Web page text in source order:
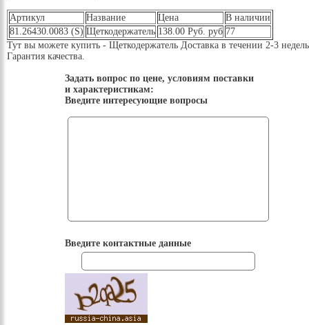
Артикул Название Цена
В наличии
81.26430.0083 (S) Щеткодержатель 138.00 Руб. руб 77
Тут вы можете купить - Щеткодержатель Доставка в течении 2-3
Гарантия качества.
Задать вопрос по цене, условиям поставки
и характеристикам:
Введите интересующие вопросы
Введите контактные данные